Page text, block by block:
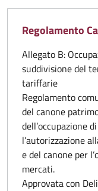
Regolamento
Allegato B:
suddivisione del
tariffarie
Regolamento
del canone
dell’occupazione
l’autorizzazione
e del canone per
mercati.
Approvata con